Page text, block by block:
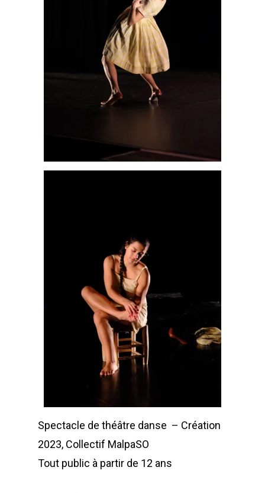
Spectacle de théâtre danse – Création
2023, Collectif MalpaSO
Tout public à partir de 12 ans